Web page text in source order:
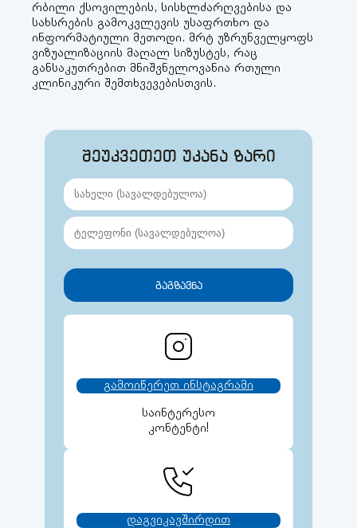
რბილი ქსოვილების, სისხლძარღვებისა და
სახსრების გამოკვლევის უსაფრთხო და
ინფორმატიული მეთოდი. მრტ უზრუნველყოფს
ვიზუალიზაციის მაღალ სიზუსტეს, რაც
განსაკუთრებით მნიშვნელოვანია რთული
კლინიკური შემთხვევებისთვის.
შეუკვეთეთ უკანა ზარი
გამოიწერეთ ინსტაგრამი
საინტერესო
კონტენტი!
დაგვიკავშირდით